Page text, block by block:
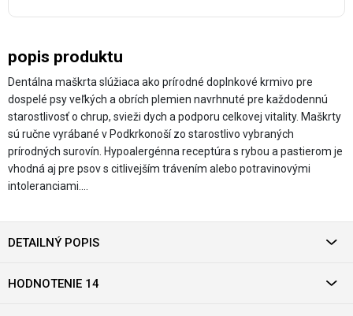
popis produktu
Dentálna maškrta slúžiaca ako prírodné doplnkové krmivo pre
dospelé psy veľkých a obrích plemien navrhnuté pre každodennú
starostlivosť o chrup, svieži dych a podporu celkovej vitality. Maškrty
sú ručne vyrábané v Podkrkonoší zo starostlivo vybraných
prírodných surovín. Hypoalergénna receptúra s rybou a pastierom je
vhodná aj pre psov s citlivejším trávením alebo potravinovými
intoleranciami.…
DETAILNÝ POPIS
HODNOTENIE 14